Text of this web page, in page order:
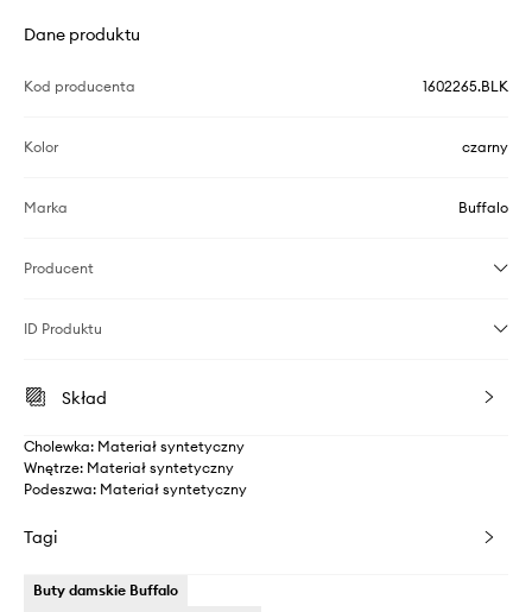
Dane produktu
Kod producenta 1602265.BLK
Kolor czarny
Marka Buffalo
Producent
ID Produktu
Skład
Cholewka: Materiał syntetyczny
Wnętrze: Materiał syntetyczny
Podeszwa: Materiał syntetyczny
Tagi
Buty damskie Buffalo